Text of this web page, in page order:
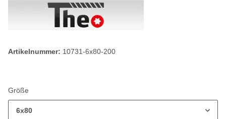
Artikelnummer: 10731-6x80-200
Größe
6x80